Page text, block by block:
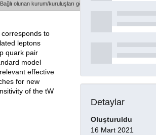
Bağlı olunan kurum/kuruluşları göster
to
leptons
quark pair
model
effective
for new
of the tW
Detaylar
Oluşturuldu
16 Mart 2021